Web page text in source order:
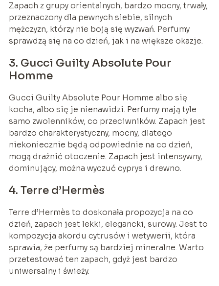
Zapach z grupy orientalnych, bardzo mocny, trwały,
przeznaczony dla pewnych siebie, silnych
mężczyzn, którzy nie boją się wyzwań. Perfumy
sprawdzą się na co dzień, jak i na większe okazje.
3. Gucci Guilty Absolute Pour
Homme
Gucci Guilty Absolute Pour Homme albo się
kocha, albo się je nienawidzi. Perfumy mają tyle
samo zwolenników, co przeciwników. Zapach jest
bardzo charakterystyczny, mocny, dlatego
niekoniecznie będą odpowiednie na co dzień,
mogą drażnić otoczenie. Zapach jest intensywny,
dominujący, można wyczuć cyprys i drewno.
4. Terre d’Hermès
Terre d’Hermès to doskonała propozycja na co
dzień, zapach jest lekki, elegancki, surowy. Jest to
kompozycja akordu cytrusów i wetywerii, która
sprawia, że perfumy są bardziej mineralne. Warto
przetestować ten zapach, gdyż jest bardzo
uniwersalny i świeży.